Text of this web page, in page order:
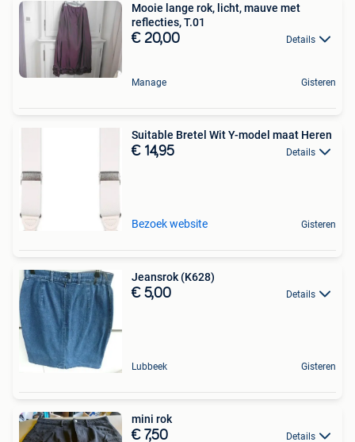
Mooie lange rok, licht, mauve met
reflecties, T.01
€ 20,00 Details
Manage Gisteren
Suitable Bretel Wit Y-model maat Heren
€ 14,95 Details
Bezoek website Gisteren
Jeansrok (K628)
€ 5,00 Details
Lubbeek Gisteren
mini rok
€ 7,50 Details